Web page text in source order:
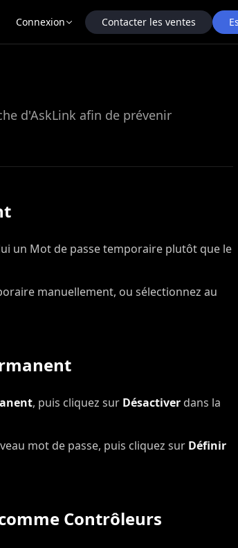
Connexion Contacter les ventes
d'AskLink afin de prévenir
un Mot de passe temporaire plutôt que le
manuellement, ou sélectionnez au
, puis cliquez sur Désactiver dans la
mot de passe, puis cliquez sur Définir
Contrôleurs